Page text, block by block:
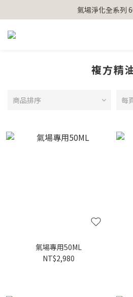
【官網獨家】首次消費 不限金額
氣場淨化全系列
【官網獨家】首次消費 不限金額
複方精
商品排序 每
氣場專用50ML
NT$2,980